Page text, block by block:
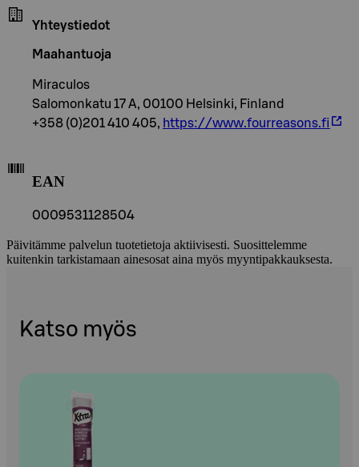
Yhteystiedot
Maahantuoja
Miraculos
Salomonkatu 17 A, 00100 Helsinki, Finland
+358 (0)201 410 405, https://www.fourreasons.fi
EAN
0009531128504
Päivitämme palvelun tuotetietoja aktiivisesti. Suosittelemme
kuitenkin tarkistamaan ainesosat aina myös myyntipakkauksesta.
Katso myös